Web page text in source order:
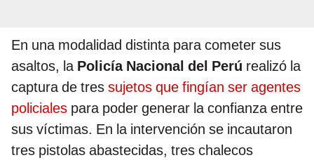
En una modalidad distinta para cometer sus
asaltos, la Policía Nacional del Perú realizó la
captura de tres sujetos que fingían ser agentes
policiales para poder generar la confianza entre
sus víctimas. En la intervención se incautaron
tres pistolas abastecidas, tres chalecos